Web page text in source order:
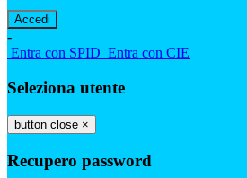
-
Entra con SPID Entra con CIE
Seleziona utente
button close ×
Recupero password